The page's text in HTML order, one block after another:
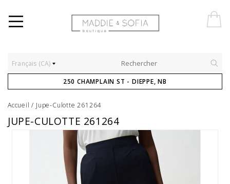
Français (CA)
250 CHAMPLAIN ST - DIEPPE, NB
Accueil / Jupe-Culotte 261264
JUPE-CULOTTE 261264